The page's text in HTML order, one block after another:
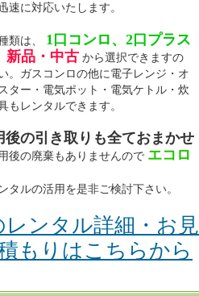
速に対応いたします。
類は、
1口コンロ、2口プラス
新品・中古 から選択できますの
。ガスコンロの他に電子レンジ・オ
ター・電気ポット・電気ケトル・炊
もレンタルできます。
後の引き取りも全ておまかせ
後の廃棄もありませんので エコロ
タルの活用を是非ご検討下さい。
ンタル詳細・お見
もりはこちらから